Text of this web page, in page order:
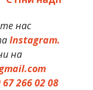
нас
Instagram.
на
67 266 02 08